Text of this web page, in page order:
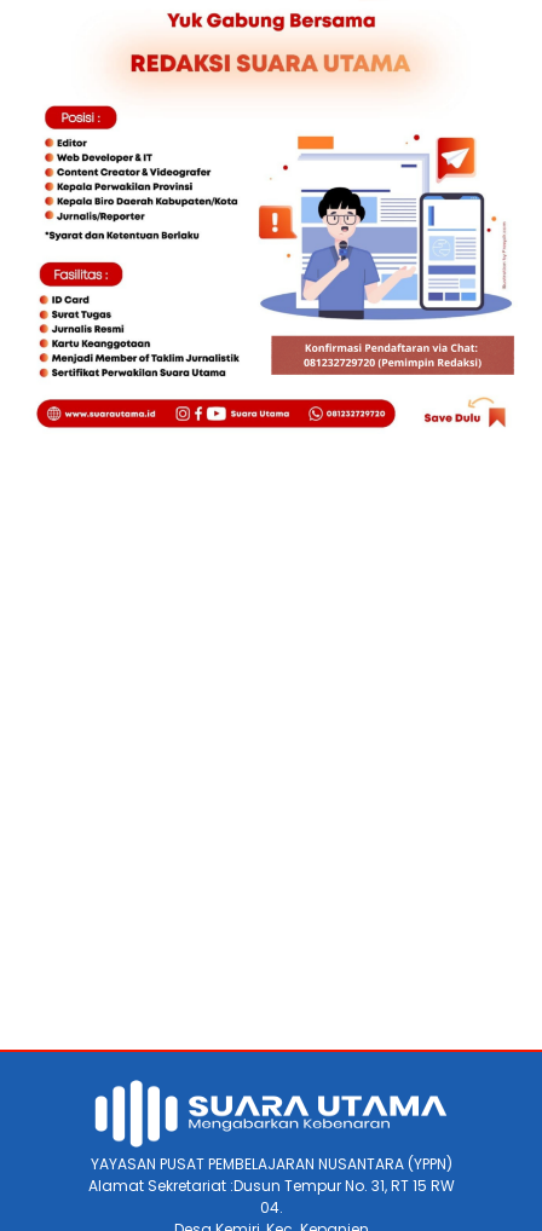
YAYASAN PUSAT PEMBELAJARAN NUSANTARA (YPPN)
Alamat Sekretariat :Dusun Tempur No. 31, RT 15 RW
04.